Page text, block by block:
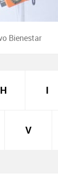
Bienestar
H I
V